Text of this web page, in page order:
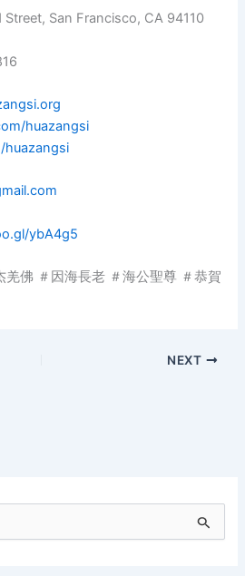
San Francisco, CA 94110
huazangsi
ybA4g5
佛 ＃因海長老 ＃海公聖尊 ＃恭賀
NEXT